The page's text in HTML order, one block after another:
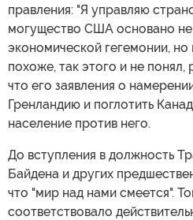
правления: "Я управляю
могущество США основано не
экономической гегемонии, но
похоже, так этого и не понял,
что его заявления о
Гренландию и поглотить
население против него.
До вступления в должность
Байдена и других
что "мир над нами смеется".
соответствовало